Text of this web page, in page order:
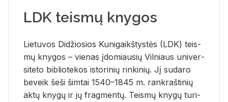
LDK teismų knygos
Lie­tu­vos Di­džio­sios Ku­ni­gaikš­tys­tės (LDK) teis­
mų kny­gos – vie­nas įdo­miau­sių Vil­niaus uni­ver­
si­te­to bi­b­lio­te­kos is­to­ri­nių rin­ki­nių. Jį su­da­ro
be­veik šeši šim­tai 1540–1845 m. rank­raš­ti­nių
aktų kny­gų ir jų frag­men­tų. Teis­mų kny­gų tu­ri­